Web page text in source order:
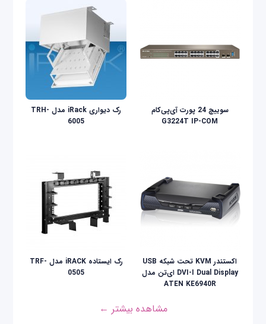
سوییچ 24 پورت آی‌پی‌کام
G3224T IP-COM
رک دیواری iRack مدل TRH-
6005
اکستندر KVM تحت شبکه USB
DVI-I Dual Display ای‌تن مدل
ATEN KE6940R
رک ایستاده iRACK مدل TRF-
0505
مشاهده بیشتر ←